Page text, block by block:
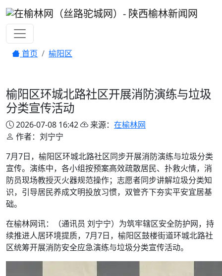
首页 榆阳区
榆阳区环城北路社区开展消防演练与垃圾
分类宣传活动
2026-07-08 16:42 来源： 在榆林网
作者：刘宁宁
7月7日，榆阳区环城北路社区同步开展消防演练与垃圾分类
宣传。演练中，各小组按预案高效疏散居民、扑救火情，消
防员现场教授灭火器规范操作；志愿者同步讲解垃圾分类知
识，引导居民养成文明投放习惯，双管齐下夯实平安宜居基
础。
在榆林网讯：（通讯员 刘宁宁）为筑牢辖区安全防护网，持
续推进人居环境提质，7月7日，榆阳区鼓楼街道环城北路社
区统筹开展消防安全应急演练与垃圾分类宣传活动。